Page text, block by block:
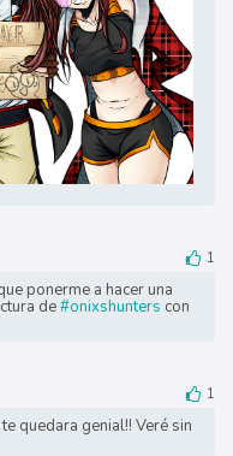
1
ponerme a hacer una
de#onixshunters con
1
quedara genial!! Veré sin